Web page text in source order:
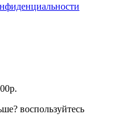
воспользуйтесь